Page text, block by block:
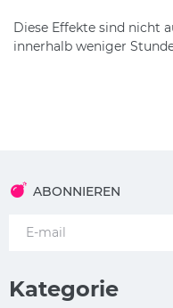
Diese Effekte sind nicht
innerhalb weniger
ABONNIEREN
Kategorie